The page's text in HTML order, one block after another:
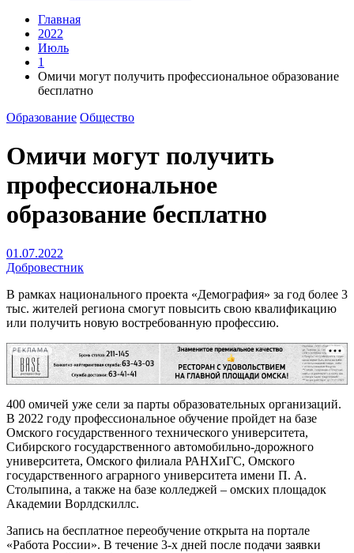
Главная
2022
Июль
1
Омичи могут получить профессиональное образование
бесплатно
Образование Общество
Омичи могут получить
профессиональное
образование бесплатно
01.07.2022
Добровестник
В рамках национального проекта «Демография» за год более 3
тыс. жителей региона смогут повысить свою квалификацию
или получить новую востребованную профессию.
РЕКЛАМА
400 омичей уже сели за парты образовательных организаций.
В 2022 году профессиональное обучение пройдет на базе
Омского государственного технического университета,
Сибирского государственного автомобильно-дорожного
университета, Омского филиала РАНХиГС, Омского
государственного аграрного университета имени П. А.
Столыпина, а также на базе колледжей – омских площадок
Академии Ворлдскиллс.
Запись на бесплатное переобучение открыта на портале
«Работа России». В течение 3-х дней после подачи заявки